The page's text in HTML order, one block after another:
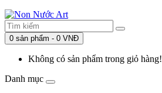
0 sản phẩm - 0 VNĐ
Không có sản phẩm trong giỏ hàng!
Danh mục